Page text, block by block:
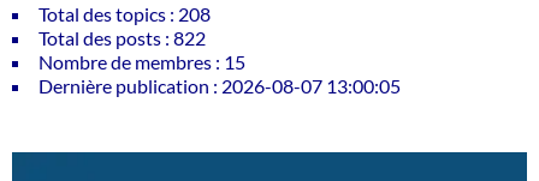
Total des topics : 208
Total des posts : 822
Nombre de membres : 15
Dernière publication : 2026-08-07 13:00:05